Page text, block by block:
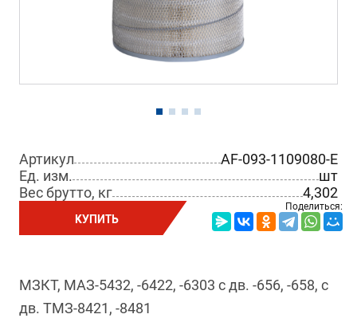
Артикул
AF-093-1109080-E
Ед. изм.
шт
Вес брутто, кг
4,302
КУПИТЬ
Поделиться:
МЗКТ, МАЗ-5432, -6422, -6303 с дв. -656, -658, с
дв. ТМЗ-8421, -8481